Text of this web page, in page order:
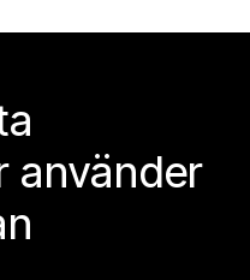
använder